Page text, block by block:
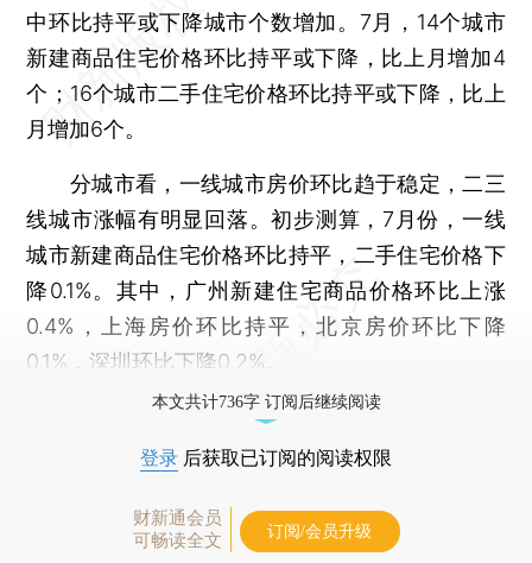
中环比持平或下降城市个数增加。7月，14个城市
新建商品住宅价格环比持平或下降，比上月增加4
个；16个城市二手住宅价格环比持平或下降，比上
月增加6个。
分城市看，一线城市房价环比趋于稳定，二三
线城市涨幅有明显回落。初步测算，7月份，一线
城市新建商品住宅价格环比持平，二手住宅价格下
降0.1%。其中，广州新建住宅商品价格环比上涨
0.4%，上海房价环比持平，北京房价环比下降
0.1%，深圳环比下降0.2%。
本文共计736字 订阅后继续阅读
登录 后获取已订阅的阅读权限
财新通会员
可畅读全文
订阅/会员升级